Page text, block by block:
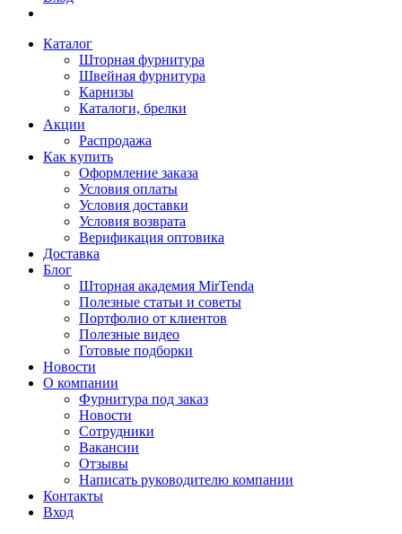
Каталог
Шторная фурнитура
Швейная фурнитура
Карнизы
Каталоги, брелки
Акции
Распродажа
Как купить
Оформление заказа
Условия оплаты
Условия доставки
Условия возврата
Верификация оптовика
Доставка
Блог
Шторная академия MirTenda
Полезные статьи и советы
Портфолио от клиентов
Полезные видео
Готовые подборки
Новости
О компании
Фурнитура под заказ
Новости
Сотрудники
Вакансии
Отзывы
Написать руководителю компании
Контакты
Вход